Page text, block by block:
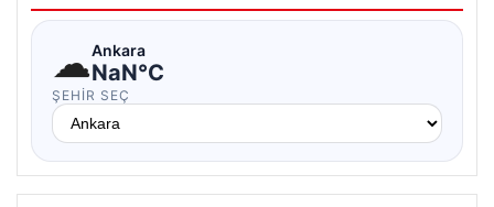
☁Ankara
NaN°C
ŞEHIR SEÇ